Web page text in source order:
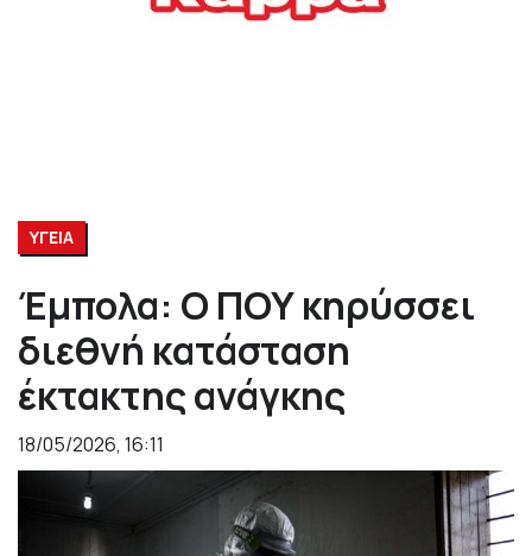
ΥΓΕΙΑ
Έμπολα: Ο ΠΟΥ κηρύσσει
διεθνή κατάσταση
έκτακτης ανάγκης
18/05/2026, 16:11